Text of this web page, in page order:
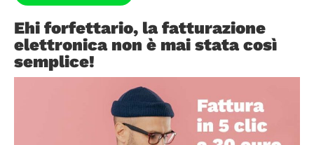
Ehi forfettario, la fatturazione
elettronica non è mai stata così
semplice!